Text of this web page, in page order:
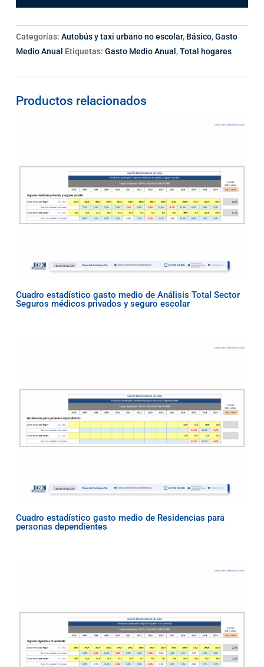
Categorías: Autobús y taxi urbano no escolar, Básico,Gasto
Medio Anual Etiquetas: Gasto Medio Anual ,Total hogares
Productos relacionados
Cuadro estadístico gasto medio de Análisis Total Sector
Seguros médicos privados y seguro escolar
Cuadro estadístico gasto medio de Residencias para
personas dependientes